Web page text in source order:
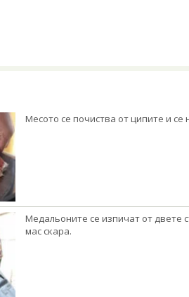
Месото се почиства от ципите и
Медальоните се изпичат от двете
мас скара.